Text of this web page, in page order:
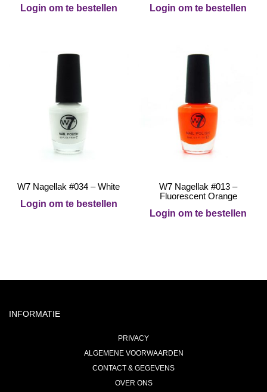
Login om te bestellen
Login om te bestellen
W7 Nagellak #034 – White
Login om te bestellen
W7 Nagellak #013 –
Fluorescent Orange
Login om te bestellen
INFORMATIE
PRIVACY
ALGEMENE VOORWAARDEN
CONTACT & GEGEVENS
OVER ONS